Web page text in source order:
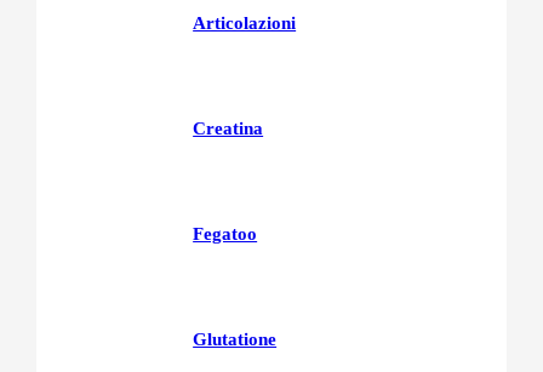
Articolazioni
Creatina
Fegatoo
Glutatione